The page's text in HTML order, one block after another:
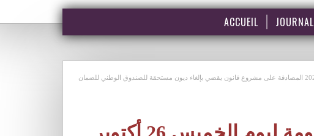
ACCUEIL JOURNAL
أشغال اجتماع مجلس الحكومة ليوم الخميس 26 أكتوبر 2023 المصادقة على مشروع قانون يقضي بإلغاء ديون مستحقة للصندوق الوطني للضمان